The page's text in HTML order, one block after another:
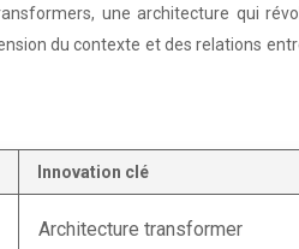
une architecture qui
du contexte et des relations
Innovation clé
Architecture transformer